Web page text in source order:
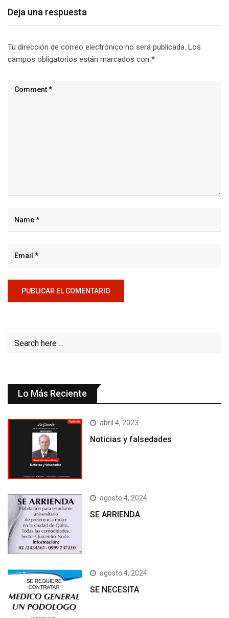
Deja una respuesta
Tu dirección de correo electrónico no será publicada. Los
campos obligatorios están marcados con *
Lo Más Reciente
abril 4, 2023
Noticias y falsedades
agosto 4, 2024
SE ARRIENDA
agosto 4, 2024
SE NECESITA